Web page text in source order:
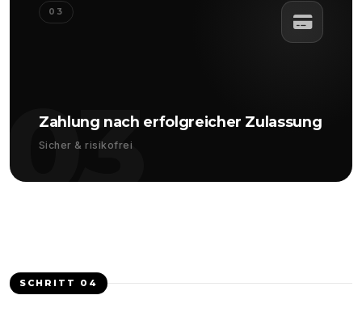
03
03
Zahlung nach erfolgreicher Zulassung
Sicher & risikofrei
SCHRITT 04